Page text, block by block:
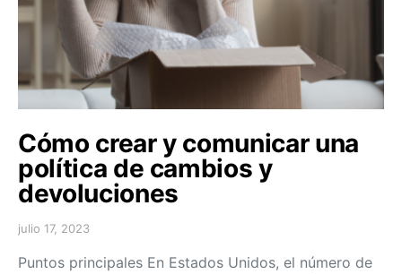
Cómo crear y comunicar una
política de cambios y
devoluciones
julio 17, 2023
Puntos principales En Estados Unidos, el número de